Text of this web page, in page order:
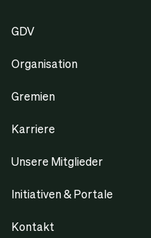
GDV
Organisation
Gremien
Karriere
Unsere Mitglieder
Initiativen & Portale
Kontakt